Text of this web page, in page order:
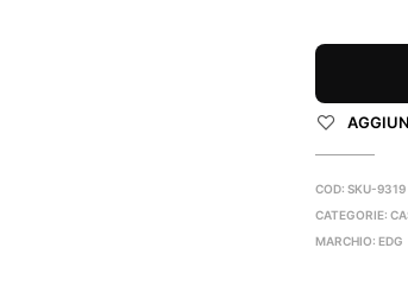
COD:SKU-9319
CATEGORIE:
MARCHIO:EDG